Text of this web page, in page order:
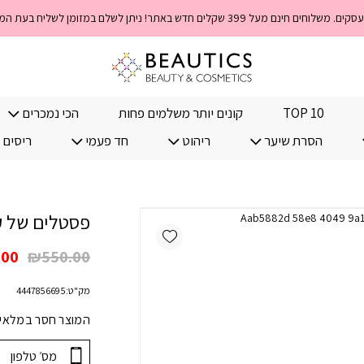
TOP 10 קונים יותר משלמים פחות הכי נמכרים
הסרת שיער ריהוט חד פעמי
פסטלים של
₪550.00
היה:
מק"ט:4447856695
המוצר חסר
Add wishlist